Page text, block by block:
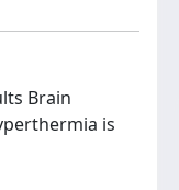
Brain
is